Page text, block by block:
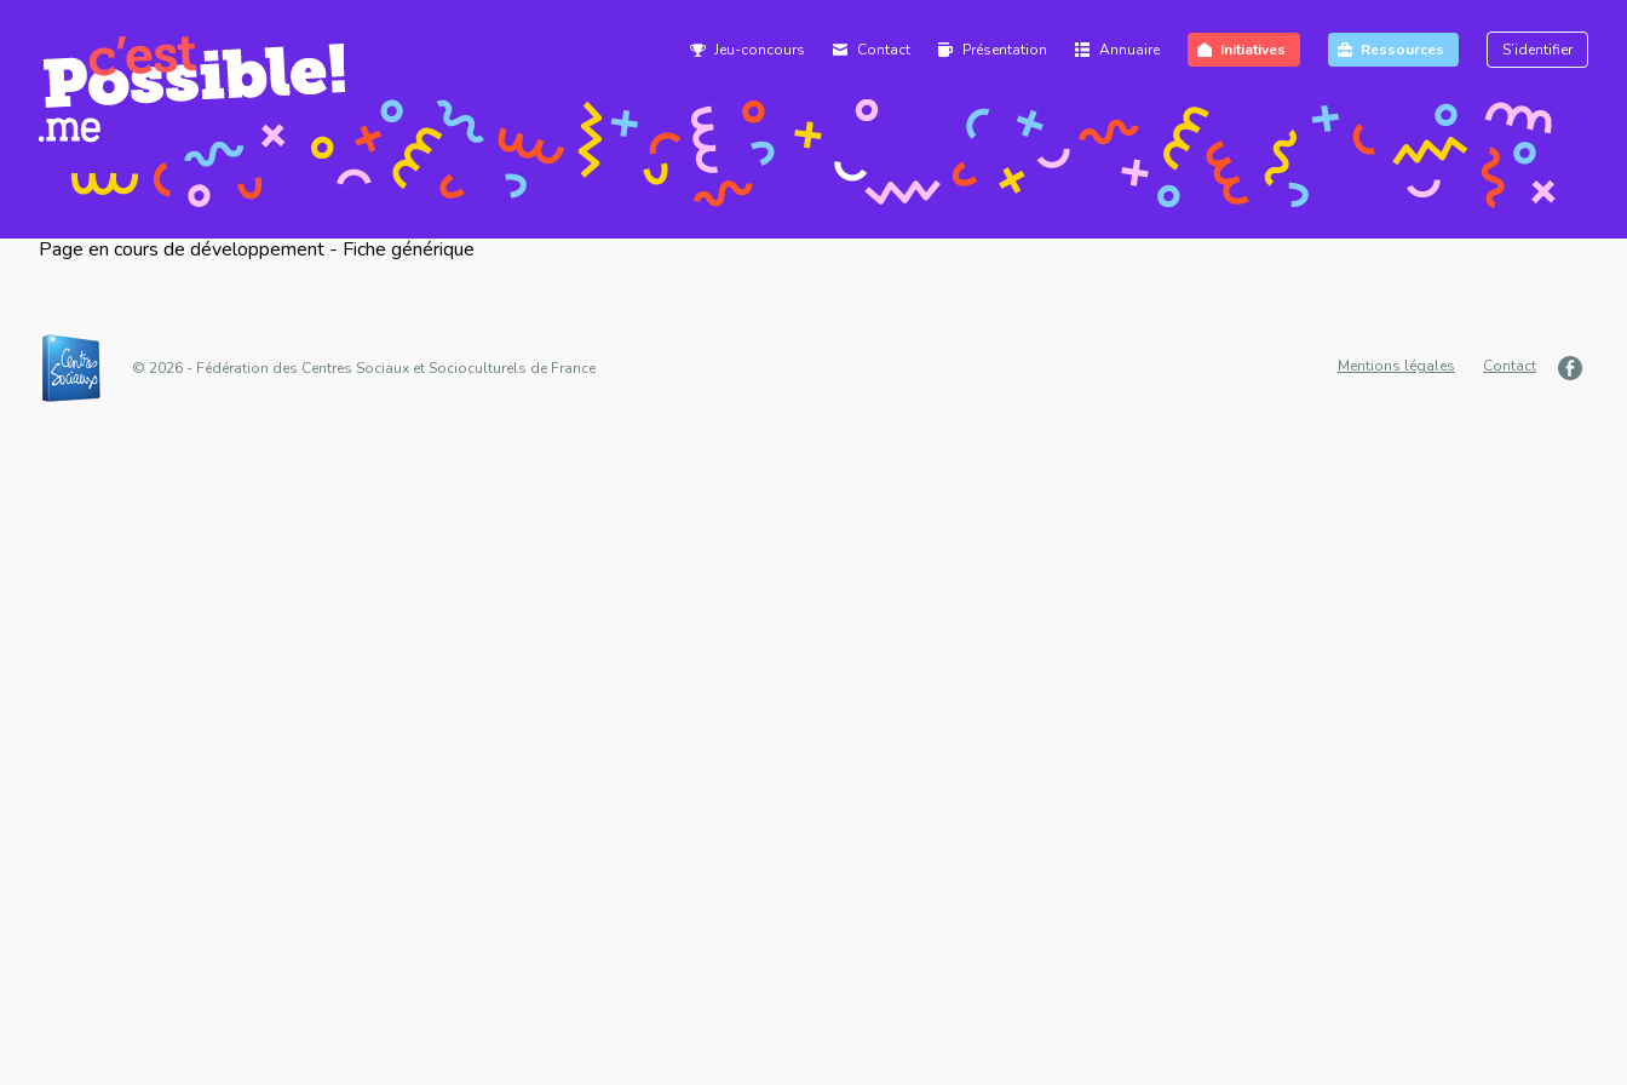
Jeu-concours Contact Présentation Annuaire Initiatives Ressources S’identifier
Page en cours de développement - Fiche générique
© 2026 - Fédération des Centres Sociaux et Socioculturels de France Mentions légales Contact